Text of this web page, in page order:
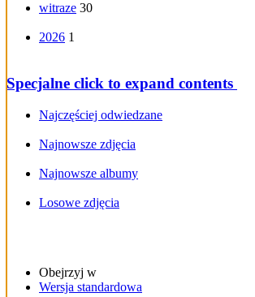
witraze 30
2026 1
Specjalne click to expand contents
Najczęściej odwiedzane
Najnowsze zdjęcia
Najnowsze albumy
Losowe zdjęcia
Obejrzyj w
Wersja standardowa